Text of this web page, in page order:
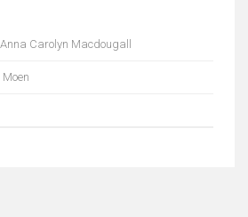
Carolyn Macdougall